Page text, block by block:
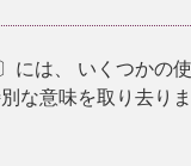
には、 いくつかの
な意味を取り去り